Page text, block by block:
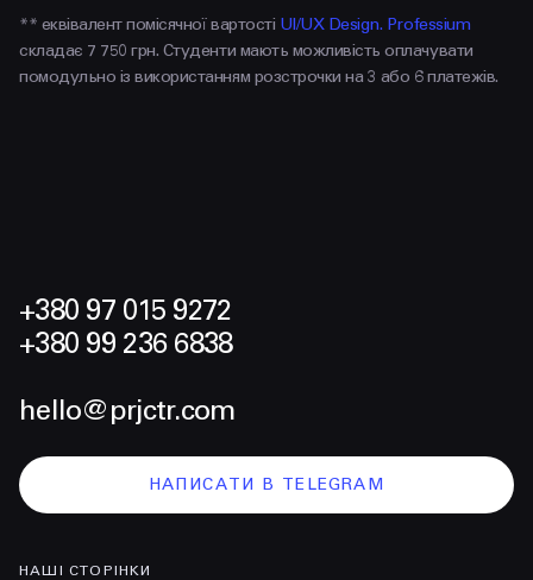
** еквівалент помісячної вартості UI/UX Design. Professium
складає 7 750 грн. Студенти мають можливість оплачувати
помодульно із використанням розстрочки на 3 або 6 платежів.
+380 97 015 9272
+380 99 236 6838
hello@prjctr.com
НАПИСАТИ В TELEGRAM
НАШІ СТОРІНКИ